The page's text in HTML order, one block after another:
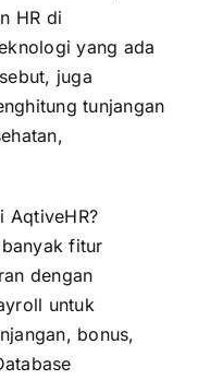
HR di
yang ada
juga
tunjangan
AqtiveHR?
fitur
dengan
untuk
bonus,